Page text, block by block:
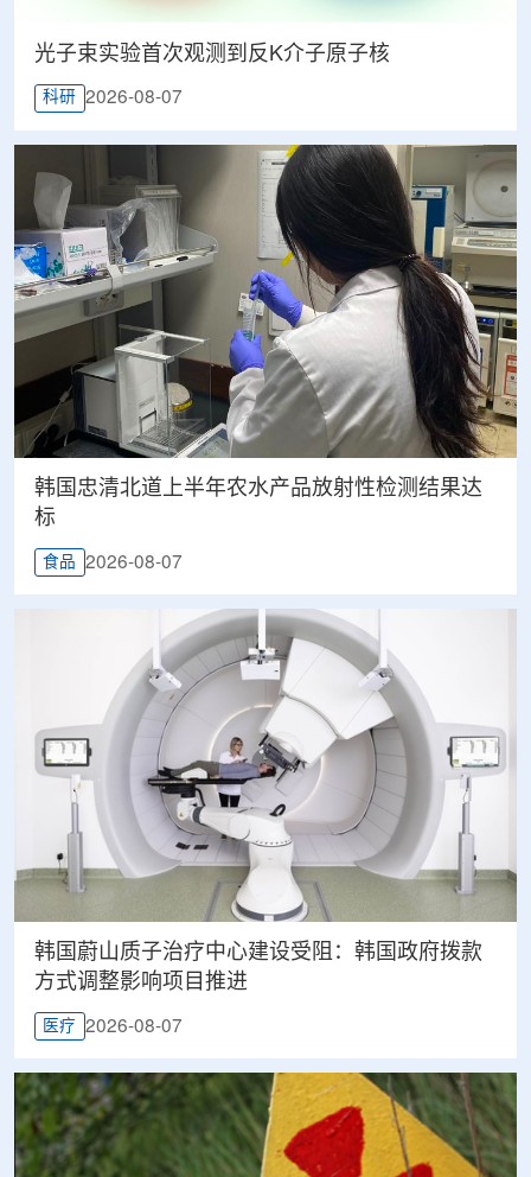
光子束实验首次观测到反K介子原子核
科研 2026-08-07
韩国忠清北道上半年农水产品放射性检测结果达
标
食品 2026-08-07
韩国蔚山质子治疗中心建设受阻：韩国政府拨款
方式调整影响项目推进
医疗 2026-08-07